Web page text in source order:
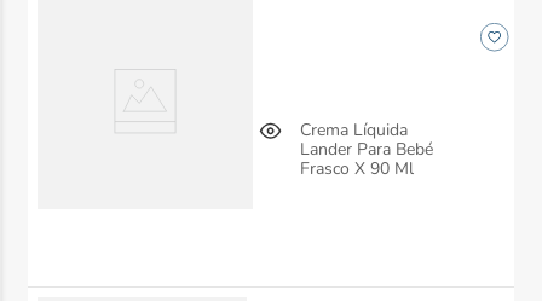
Crema Líquida
Lander Para Bebé
Frasco X 90 Ml